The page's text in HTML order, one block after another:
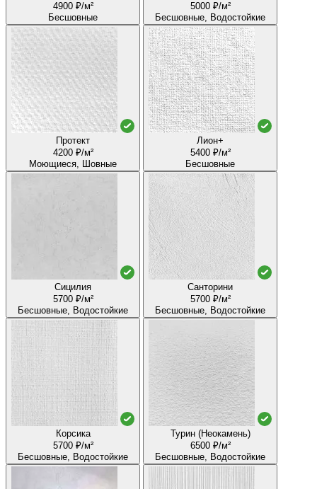
4900 ₽/м²
Бесшовные
5000 ₽/м²
Бесшовные, Водостойкие
Протект
4200 ₽/м²
Моющиеся, Шовные
Лион+
5400 ₽/м²
Бесшовные
Сицилия
5700 ₽/м²
Бесшовные, Водостойкие
Санторини
5700 ₽/м²
Бесшовные, Водостойкие
Корсика
5700 ₽/м²
Бесшовные, Водостойкие
Турин (Неокамень)
6500 ₽/м²
Бесшовные, Водостойкие